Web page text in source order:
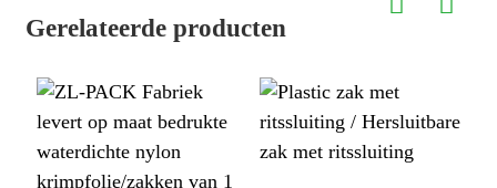
Gerelateerde producten